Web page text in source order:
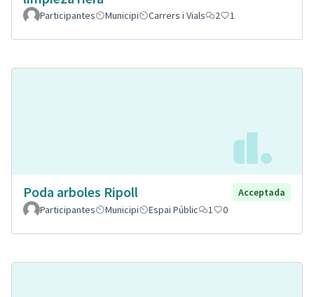
Participantes Municipi Carrers i Vials 2 1
Poda arboles Ripoll
Acceptada
Participantes
Municipi Espai Públic 1 0